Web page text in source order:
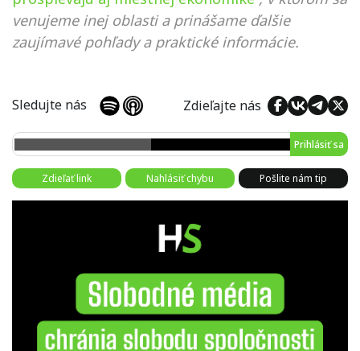
venujeme inej oblasti a prinášame ďalšie
zaujímavé pohľady a praktické informácie.
Sledujte nás Zdieľajte nás
Prihlásiť sa
Zdieľať link Nahlásiť chybu Pošlite nám tip